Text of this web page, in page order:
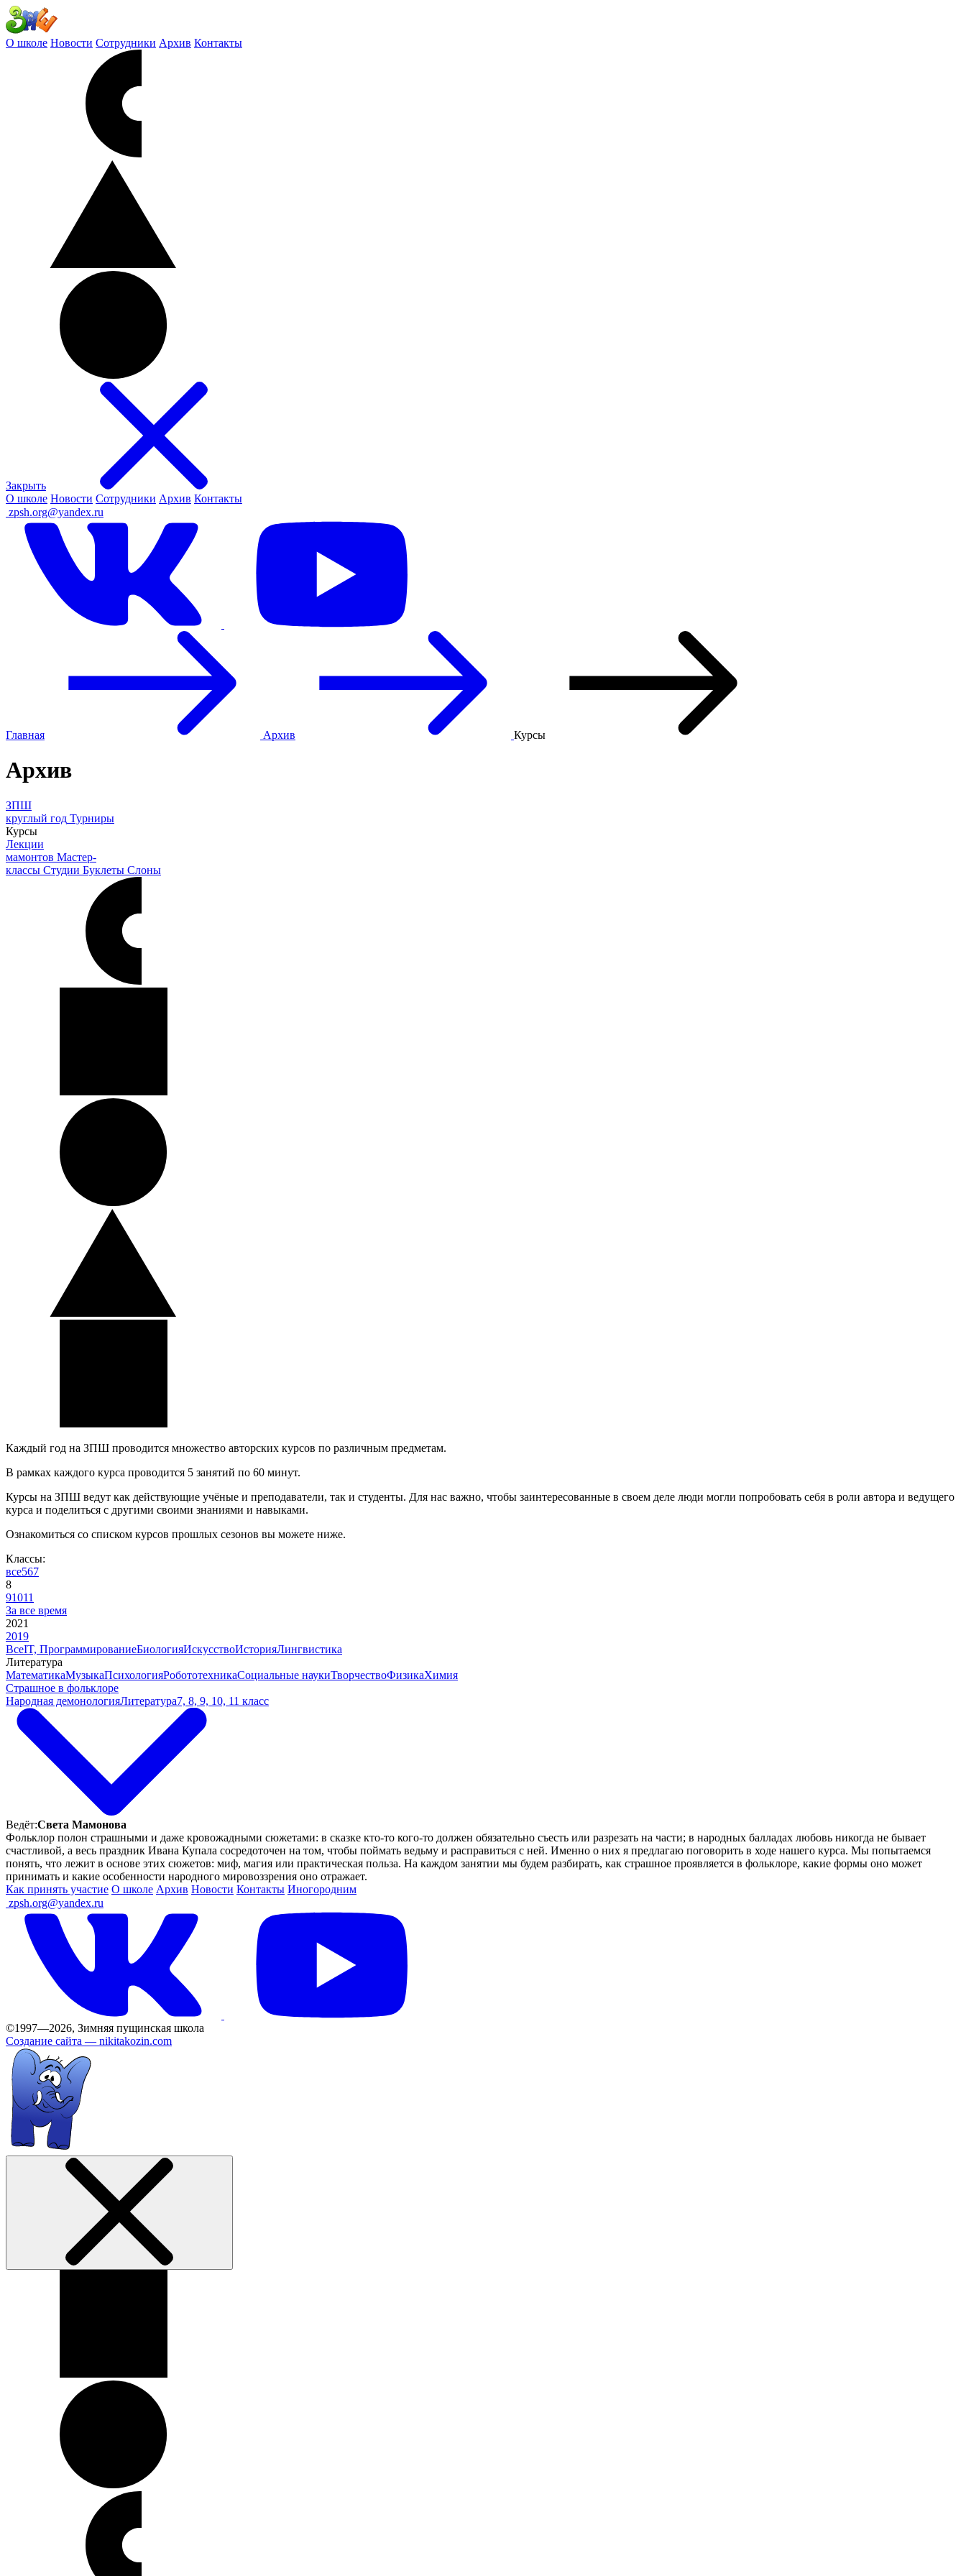
О школе Новости Сотрудники Архив Контакты
Закрыть
О школе Новости Сотрудники Архив Контакты
zpsh.org@yandex.ru
Главная Архив Курсы
Архив
ЗПШ
круглый год Турниры
Курсы
Лекции
мамонтов Мастер-
классы Студии Буклеты Слоны
Каждый год на ЗПШ проводится множество авторских курсов по различным предметам.
В рамках каждого курса проводится 5 занятий по 60 минут.
Курсы на ЗПШ ведут как действующие учёные и преподаватели, так и студенты. Для нас важно, чтобы заинтересованные в своем деле люди могли попробовать себя в роли автора и ведущего
курса и поделиться с другими своими знаниями и навыками.
Ознакомиться со списком курсов прошлых сезонов вы можете ниже.
Классы:
все567
8
91011
За все время
2021
2019
ВсеIT, ПрограммированиеБиологияИскусствоИсторияЛингвистика
Литература
МатематикаМузыкаПсихологияРобототехникаСоциальные наукиТворчествоФизикаХимия
Страшное в фольклоре
Народная демонологияЛитература7, 8, 9, 10, 11 класс
Ведёт:Света Мамонова
Фольклор полон страшными и даже кровожадными сюжетами: в сказке кто-то кого-то должен обязательно съесть или разрезать на части; в народных балладах любовь никогда не бывает
счастливой, а весь праздник Ивана Купала сосредоточен на том, чтобы поймать ведьму и расправиться с ней. Именно о них я предлагаю поговорить в ходе нашего курса. Мы попытаемся
понять, что лежит в основе этих сюжетов: миф, магия или практическая польза. На каждом занятии мы будем разбирать, как страшное проявляется в фольклоре, какие формы оно может
принимать и какие особенности народного мировоззрения оно отражает.
Как принять участие О школе Архив Новости Контакты Иногородним
zpsh.org@yandex.ru
©1997—2026, Зимняя пущинская школа
Создание сайта — nikitakozin.com